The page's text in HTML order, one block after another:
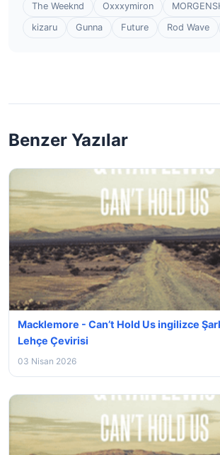
The Weeknd
Oxxxymiron
kizaru
Gunna Future Rod Wave
Benzer Yazılar
Macklemore - Can’t Hold Us ingilizce
Lehçe Çevirisi
03 Nisan 2026